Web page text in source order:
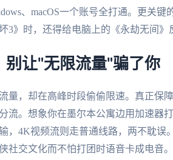
、macOS一个账号全打通。更关键
3》时，还得给电脑上的《永劫无间》
别让"无限流量"骗了你
量，却在高峰时段偷偷限速。真正保
流。想象你在墨尔本公寓边用加速
，4K视频流则走普通线路，两不耽误
社交文化而不怕打团时语音卡成电音。